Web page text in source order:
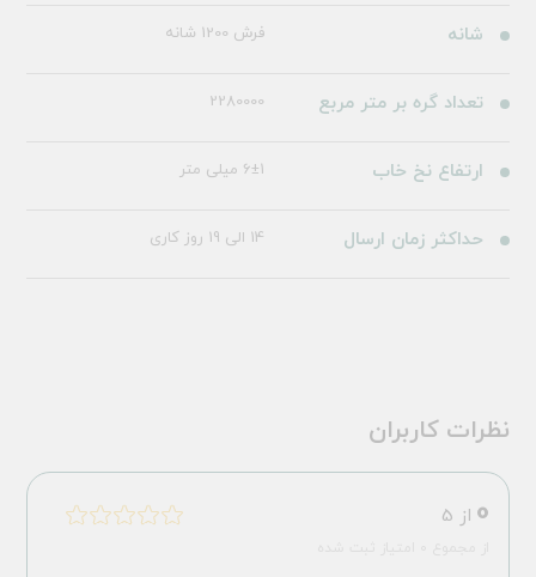
شانه فرش 1200 شانه
تعداد گره بر متر مربع 2280000
ارتفاع نخ خاب 6±1 میلی متر
حداکثر زمان ارسال 14 الی 19 روز کاری
نظرات کاربران
0 از 5